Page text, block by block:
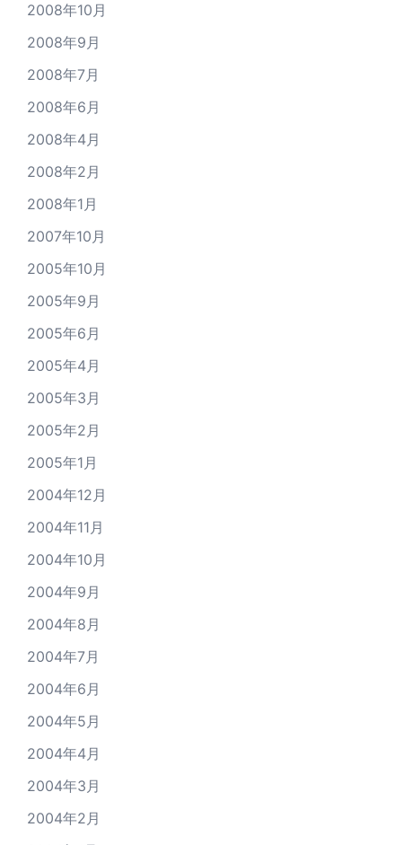
2008年10月
2008年9月
2008年7月
2008年6月
2008年4月
2008年2月
2008年1月
2007年10月
2005年10月
2005年9月
2005年6月
2005年4月
2005年3月
2005年2月
2005年1月
2004年12月
2004年11月
2004年10月
2004年9月
2004年8月
2004年7月
2004年6月
2004年5月
2004年4月
2004年3月
2004年2月